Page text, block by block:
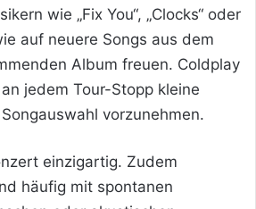
wie „Fix You“, „Clocks“ oder
auf neuere Songs aus dem
Album freuen. Coldplay
jedem Tour-Stopp kleine
vorzunehmen.
einzigartig. Zudem
häufig mit spontanen